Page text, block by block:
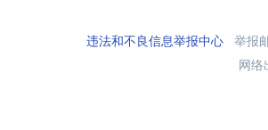
违法和不良信息举报中心举报
网